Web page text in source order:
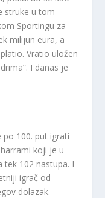
struke u tom
Sportingu za
milijun eura, a
Vratio uložen
I danas je
po 100. put igrati
koji je u
tek 102 nastupa. I
igrač od
dolazak.